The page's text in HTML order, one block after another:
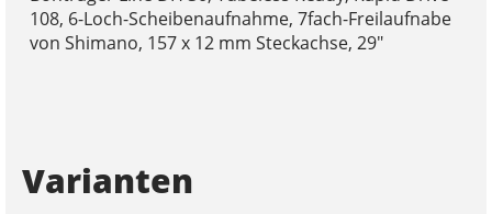
108, 6-Loch-Scheibenaufnahme, 7fach-Freilaufnabe
von Shimano, 157 x 12 mm Steckachse, 29"
Varianten